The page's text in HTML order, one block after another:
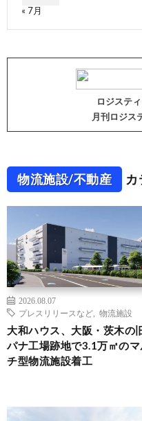
« 7月
ロジステ
月刊ロジス
物流施設/不動産
2026.08.07
プレスリリースなど
物流施設
大和ハウス、大阪・茨木の
パナ工場跡地で3.1万㎡のマ
チ型物流施設着工